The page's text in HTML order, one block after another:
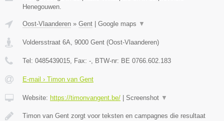
Henegouwen.
Oost-Vlaanderen » Gent Google maps ▼
Voldersstraat 6A, 9000 Gent (Oost-Vlaanderen)
Tel: 0485439015, Fax: -, BTW-nr: BE 0766.602.183
E-mail › Timon van Gent
Website: https://timonvangent.be/ Screenshot ▼
Timon van Gent zorgt voor teksten en campagnes die resultaat